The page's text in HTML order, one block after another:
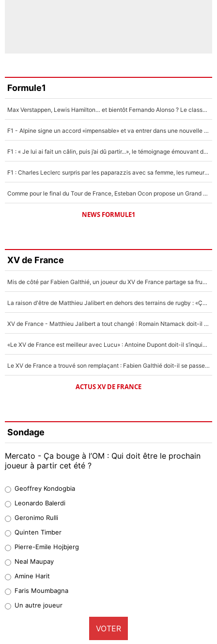
Formule1
Max Verstappen, Lewis Hamilton… et bientôt Fernando Alonso ? Le classement des pilotes les mieux payés en Formule 1 risque de changer !
F1 - Alpine signe un accord «impensable» et va entrer dans une nouvelle dimension : Grande nouvelle pour Pierre Gasly !
F1 : « Je lui ai fait un câlin, puis j’ai dû partir...», le témoignage émouvant de Max Verstappen sur sa fille
F1 : Charles Leclerc surpris par les paparazzis avec sa femme, les rumeurs étaient vraies !
Comme pour le final du Tour de France, Esteban Ocon propose un Grand Prix de Formule 1 à Paris : «Autour de l’Arc de Triomphe, ce serait génial» !
NEWS FORMULE1
XV de France
Mis de côté par Fabien Galthié, un joueur du XV de France partage sa frustration : «ils ne me l’ont pas dit tout de suite»
La raison d'être de Matthieu Jalibert en dehors des terrains de rugby : «Ça m'atteint autant que si tu touches à un membre de ma famille»
XV de France - Matthieu Jalibert a tout changé : Romain Ntamack doit-il s’inquiéter pour sa place à un an de la Coupe du monde ?
«Le XV de France est meilleur avec Lucu» : Antoine Dupont doit-il s’inquiéter pour sa place ?
Le XV de France a trouvé son remplaçant : Fabien Galthié doit-il se passer d'Antoine Dupont ?
ACTUS XV DE FRANCE
Sondage
Mercato - Ça bouge à l’OM : Qui doit être le prochain
joueur à partir cet été ?
38%
32%
5%
1%
9%
Geoffrey Kondogbia
Leonardo Balerdi
Geronimo Rulli
Quinten Timber
Pierre-Emile Hojbjerg
Neal Maupay
Amine Harit
Faris Moumbagna
Un autre joueur
VOTER